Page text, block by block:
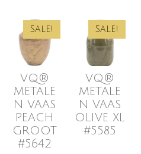
Sale!
VQ®
METALE
N VAAS
PEACH
GROOT
#5642
Sale!
VQ®
METALE
N VAAS
OLIVE XL
#5585